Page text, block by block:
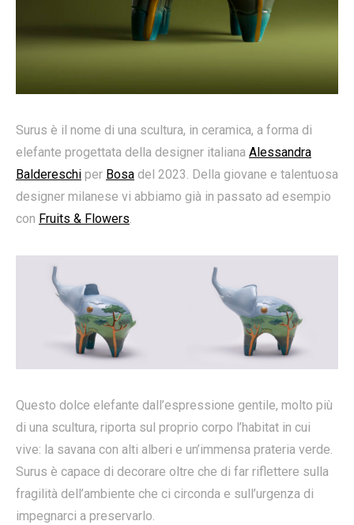
Surus è il nome di una scultura, in ceramica, a forma di
elefante progettata della designer italiana Alessandra
Baldereschi per Bosa del 2023. Della giovane e talentuosa
designer milanese vi abbiamo già in passato ad esempio
con Fruits & Flowers.
Questo dolce elefante dall’espressione gentile, molto più
di una scultura, riporta sul proprio corpo l’habitat in cui
vive: la savana con alti alberi e un’immensa prateria verde.
Surus è capace di decorare oltre che di far riflettere sulla
fragilità dell’ambiente che ci circonda e sull’urgenza di
impegnarci a preservarlo.